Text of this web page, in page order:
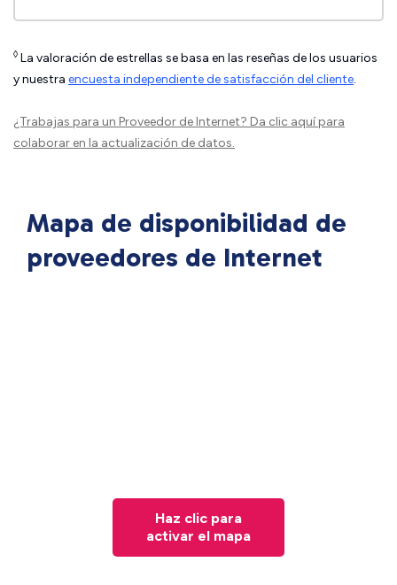
◊ La valoración de estrellas se basa en las reseñas de los usuarios
y nuestra encuesta independiente de satisfacción del cliente.
¿Trabajas para un Proveedor de Internet? Da clic aquípara
colaborar en la actualización de datos.
Mapa de disponibilidad de
proveedores de Internet
Haz clic para
activar el mapa